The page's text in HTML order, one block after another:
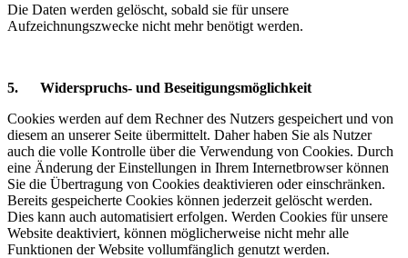
Die Daten werden gelöscht, sobald sie für unsere
Aufzeichnungszwecke nicht mehr benötigt werden.
5. Widerspruchs- und Beseitigungsmöglichkeit
Cookies werden auf dem Rechner des Nutzers gespeichert und von
diesem an unserer Seite übermittelt. Daher haben Sie als Nutzer
auch die volle Kontrolle über die Verwendung von Cookies. Durch
eine Änderung der Einstellungen in Ihrem Internetbrowser können
Sie die Übertragung von Cookies deaktivieren oder einschränken.
Bereits gespeicherte Cookies können jederzeit gelöscht werden.
Dies kann auch automatisiert erfolgen. Werden Cookies für unsere
Website deaktiviert, können möglicherweise nicht mehr alle
Funktionen der Website vollumfänglich genutzt werden.